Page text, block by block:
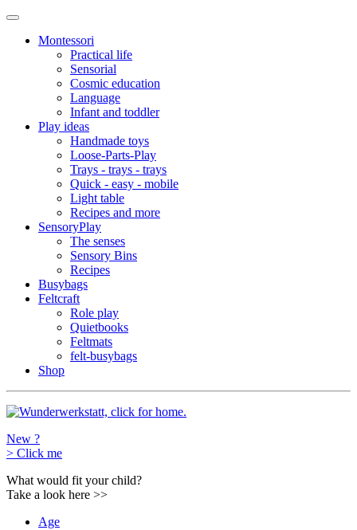
Montessori
Practical life
Sensorial
Cosmic education
Language
Infant and toddler
Play ideas
Handmade toys
Loose-Parts-Play
Trays - trays - trays
Quick - easy - mobile
Light table
Recipes and more
SensoryPlay
The senses
Sensory Bins
Recipes
Busybags
Feltcraft
Role play
Quietbooks
Feltmats
felt-busybags
Shop
New ?
> Click me
What would fit your child?
Take a look here >>
Age